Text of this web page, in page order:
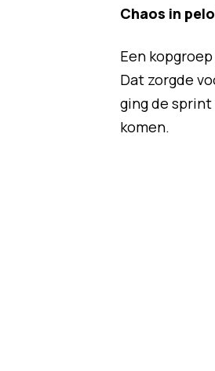
Chaos in
Een
Dat zorgde
ging de sprint
komen.